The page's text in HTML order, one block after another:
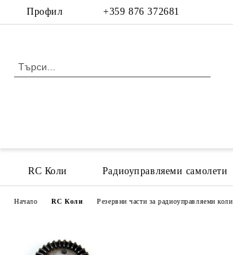
Профил +359 876 372681
RC Коли Радиоуправляеми самолети
Начало RC Коли Резервни части за радиоуправляеми коли